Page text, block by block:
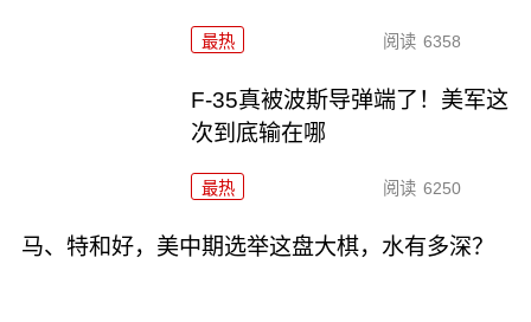
最热 阅读 6358
F-35真被波斯导弹端了！美军这
次到底输在哪
最热 阅读 6250
马、特和好，美中期选举这盘大棋，水有多深？